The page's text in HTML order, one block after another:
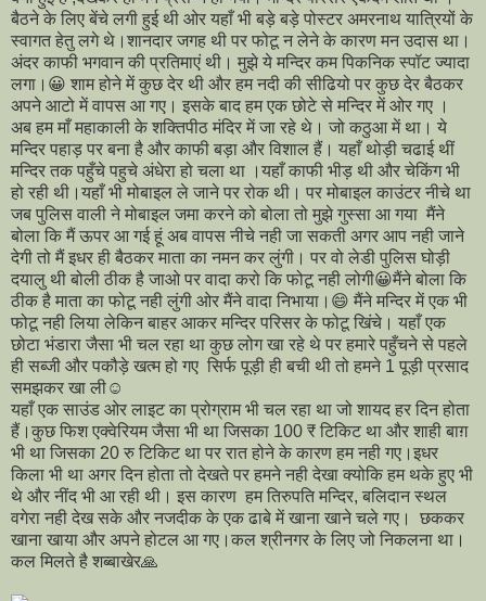
बैठने के लिए बेंचे लगी हुई थी ओर यहाँ भी बड़े बड़े पोस्टर अमरनाथ यात्रियों के
स्वागत हेतु लगे थे।शानदार जगह थी पर फोटू न लेने के कारण मन उदास था।
अंदर काफी भगवान की प्रतिमाएं थी। मुझे ये मन्दिर कम पिकनिक स्पॉट ज्यादा
लगा।😀 शाम होने में कुछ देर थी और हम नदी की सीढियो पर कुछ देर बैठकर
अपने आटो में वापस आ गए। इसके बाद हम एक छोटे से मन्दिर में ओर गए ।
अब हम माँ महाकाली के शक्तिपीठ मंदिर में जा रहे थे। जो कठुआ में था। ये
मन्दिर पहाड़ पर बना है और काफी बड़ा और विशाल हैं। यहाँ थोड़ी चढाई थीं
मन्दिर तक पहुँचे पहुचे अंधेरा हो चला था ।यहाँ काफी भीड़ थी और चेकिंग भी
हो रही थी।यहाँ भी मोबाइल ले जाने पर रोक थी। पर मोबाइल काउंटर नीचे था
जब पुलिस वाली ने मोबाइल जमा करने को बोला तो मुझे गुस्सा आ गया मैंने
बोला कि मैं ऊपर आ गई हूं अब वापस नीचे नही जा सकती अगर आप नही जाने
देगी तो मैं इधर ही बैठकर माता का नमन कर लुंगी। पर वो लेडी पुलिस घोड़ी
दयालु थी बोली ठीक है जाओ पर वादा करो कि फोटू नही लोगी😀मैंने बोला कि
ठीक है माता का फोटू नही लुंगी ओर मैंने वादा निभाया।😄 मैंने मन्दिर में एक भी
फोटू नही लिया लेकिन बाहर आकर मन्दिर परिसर के फोटू खिंचे। यहाँ एक
छोटा भंडारा जैसा भी चल रहा था कुछ लोग खा रहे थे पर हमारे पहुँचने से पहले
ही सब्जी और पकौड़े खत्म हो गए सिर्फ पूड़ी ही बची थी तो हमने 1 पूड़ी प्रसाद
समझकर खा ली☺️
यहाँ एक साउंड ओर लाइट का प्रोग्राम भी चल रहा था जो शायद हर दिन होता
हैं।कुछ फिश एक्वेरियम जैसा भी था जिसका 100 ₹ टिकिट था और शाही बाग़
भी था जिसका 20 रु टिकिट था पर रात होने के कारण हम नही गए।इधर
किला भी था अगर दिन होता तो देखते पर हमने नही देखा क्योकि हम थके हुए भी
थे और नींद भी आ रही थी। इस कारण हम तिरुपति मन्दिर, बलिदान स्थल
वगेरा नही देख सके और नजदीक के एक ढाबे में खाना खाने चले गए। छककर
खाना खाया और अपने होटल आ गए।कल श्रीनगर के लिए जो निकलना था।
कल मिलते है शब्बाखेर🙏